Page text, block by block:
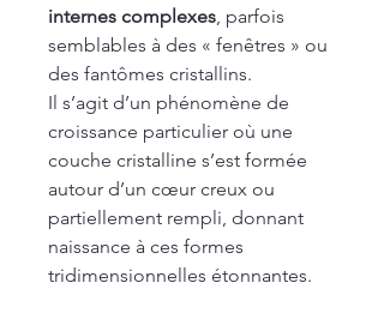
internes complexes, parfois
semblables à des « fenêtres » ou
des fantômes cristallins.
Il s’agit d’un phénomène de
croissance particulier où une
couche cristalline s’est formée
autour d’un cœur creux ou
partiellement rempli, donnant
naissance à ces formes
tridimensionnelles étonnantes.